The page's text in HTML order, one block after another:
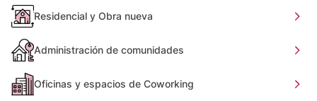
Residencial y Obra nueva
Administración de comunidades
Oficinas y espacios de Coworking